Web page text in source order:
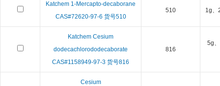
Katchem 1-Mercapto-decaborane
CAS#72620-97-6 货号510
510 1g、
Katchem Cesium
dodecachlorododecaborate
CAS#1158949-97-3 货号816
816
5g
Cesium